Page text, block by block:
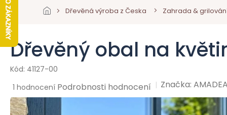
Dřevěná výroba z Česka Zahrada &
Dřevěný obal na
41127-00
Průměrné
hodnocení
produktu
1 hodnocení Podrobnosti hodnocení Značka:AMADEA